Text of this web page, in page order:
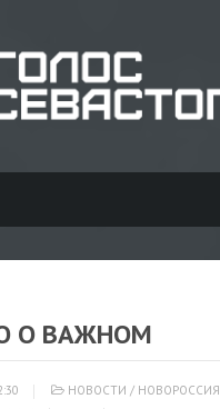
О ВАЖНОМ
НОВОСТИ / НОВОРОССИЯ